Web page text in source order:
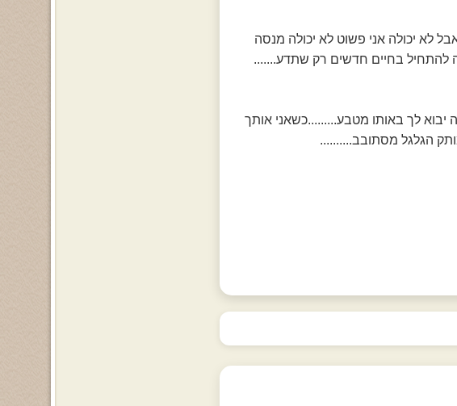
לא יכולה אני פשוט לא יכולה מנסה
להתחיל בחיים חדשים רק שתדע.......
יבוא לך באותו מטבע.........כשאני אותך
הגלגל מסתובב..........